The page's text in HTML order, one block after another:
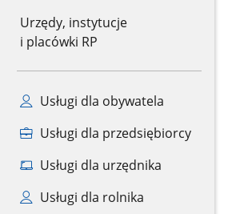
Urzędy, instytucje
i placówki RP
Usługi dla obywatela
Usługi dla przedsiębiorcy
Usługi dla urzędnika
Usługi dla rolnika